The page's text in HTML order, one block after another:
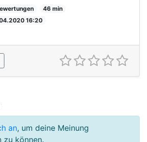
46 min
16:20
an, um deine Meinung
zu können.